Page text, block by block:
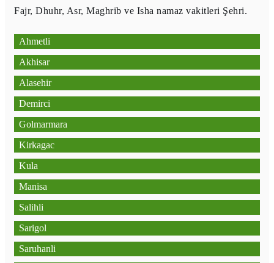
Fajr, Dhuhr, Asr, Maghrib ve Isha namaz vakitleri Şehri.
Ahmetli
Akhisar
Alasehir
Demirci
Golmarmara
Kirkagac
Kula
Manisa
Salihli
Sarigol
Saruhanli